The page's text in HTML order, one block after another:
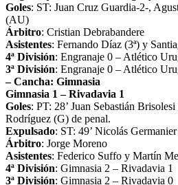
Goles: ST: Juan Cruz Guardia-2-,
(AU)
Árbitro: Cristian Debrabandere
Asistentes: Fernando Díaz (3ª) y
4ª División: Engranaje 0 – Atlético
3ª División: Engranaje 0 – Atlético
– Cancha: Gimnasia
Gimnasia 1 – Rivadavia 1
Goles: PT: 28’ Juan Sebastián
Rodríguez (G) de penal.
Expulsado: ST: 49’ Nicolás
Árbitro: Jorge Moreno
Asistentes: Federico Suffo y Martín
4ª División: Gimnasia 2 – Rivadavia 1
3ª División: Gimnasia 2 – Rivadavia 0